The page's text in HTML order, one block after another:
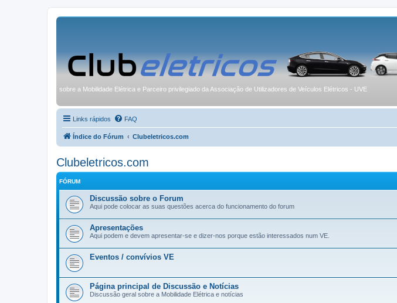
sobre a Mobilidade Elétrica e Parceiro privilegiado da Associação de Utilizadores de Veículos Elétricos - UVE
Links rápidos FAQ
Índice do Fórum Clubeletricos.com
Clubeletricos.com
FÓRUM
Discussão sobre o Forum
Aqui pode colocar as suas questões acerca do funcionamento do forum
Apresentações
Aqui podem e devem apresentar-se e dizer-nos porque estão interessados num VE.
Eventos / convívios VE
Página principal de Discussão e Notícias
Discussão geral sobre a Mobilidade Elétrica e notícias